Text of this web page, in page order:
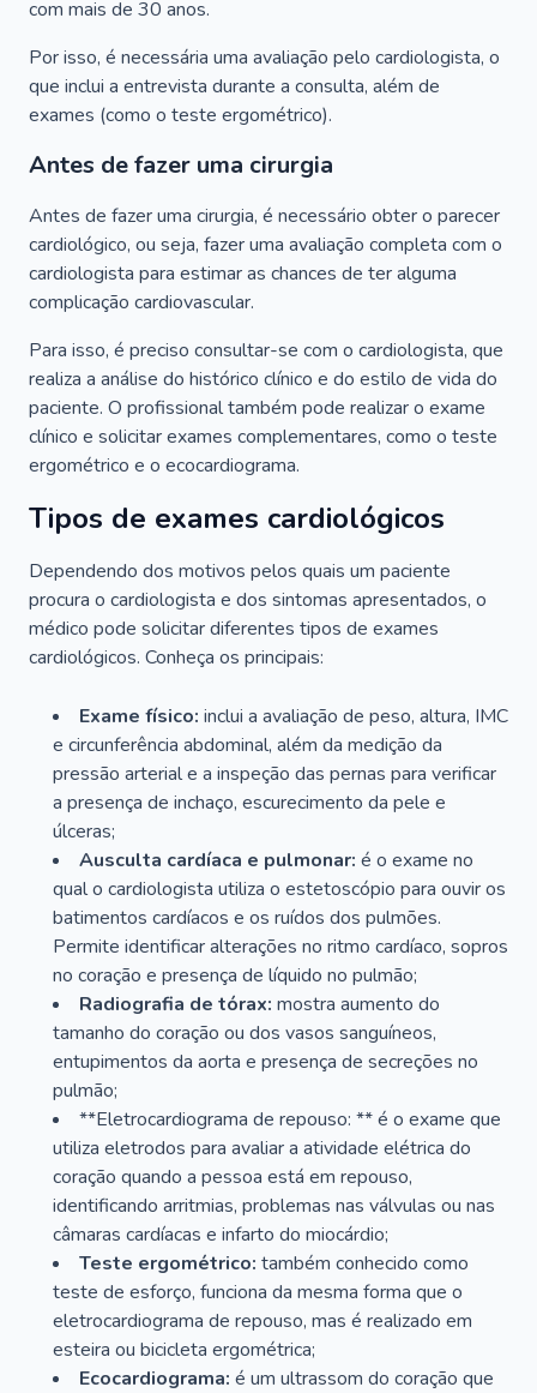
com mais de 30 anos.
Por isso, é necessária uma avaliação pelo cardiologista, o
que inclui a entrevista durante a consulta, além de
exames (como o teste ergométrico).
Antes de fazer uma cirurgia
Antes de fazer uma cirurgia, é necessário obter o parecer
cardiológico, ou seja, fazer uma avaliação completa com o
cardiologista para estimar as chances de ter alguma
complicação cardiovascular.
Para isso, é preciso consultar-se com o cardiologista, que
realiza a análise do histórico clínico e do estilo de vida do
paciente. O profissional também pode realizar o exame
clínico e solicitar exames complementares, como o teste
ergométrico e o ecocardiograma.
Tipos de exames cardiológicos
Dependendo dos motivos pelos quais um paciente
procura o cardiologista e dos sintomas apresentados, o
médico pode solicitar diferentes tipos de exames
cardiológicos. Conheça os principais:
Exame físico: inclui a avaliação de peso, altura, IMC
e circunferência abdominal, além da medição da
pressão arterial e a inspeção das pernas para verificar
a presença de inchaço, escurecimento da pele e
úlceras;
Ausculta cardíaca e pulmonar: é o exame no
qual o cardiologista utiliza o estetoscópio para ouvir os
batimentos cardíacos e os ruídos dos pulmões.
Permite identificar alterações no ritmo cardíaco, sopros
no coração e presença de líquido no pulmão;
Radiografia de tórax: mostra aumento do
tamanho do coração ou dos vasos sanguíneos,
entupimentos da aorta e presença de secreções no
pulmão;
**Eletrocardiograma de repouso: ** é o exame que
utiliza eletrodos para avaliar a atividade elétrica do
coração quando a pessoa está em repouso,
identificando arritmias, problemas nas válvulas ou nas
câmaras cardíacas e infarto do miocárdio;
Teste ergométrico: também conhecido como
teste de esforço, funciona da mesma forma que o
eletrocardiograma de repouso, mas é realizado em
esteira ou bicicleta ergométrica;
Ecocardiograma: é um ultrassom do coração que